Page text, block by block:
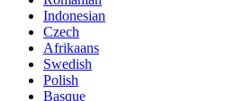
Indonesian
Czech
Afrikaans
Swedish
Polish
Basque